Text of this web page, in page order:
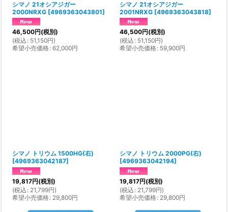
シマノ 21オシアジガー
2000NRXG [4969363043801]
46,500円(税別)
(税込 : 51,150円)
希望小売価格: 62,000円
シマノ 21オシアジガー
2001NRXG [4969363043818]
46,500円(税別)
(税込 : 51,150円)
希望小売価格: 59,900円
シマノ トリウム 1500HG(右)
[4969363042187]
19,817円(税別)
(税込 : 21,799円)
希望小売価格: 29,800円
シマノ トリウム 2000PG(右)
[4969363042194]
19,817円(税別)
(税込 : 21,799円)
希望小売価格: 29,800円